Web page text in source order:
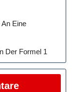
Eine
Der Formel 1